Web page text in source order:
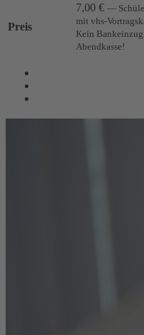
Preis
7,00 € —
mit vhs-
Kein
Abendkasse!